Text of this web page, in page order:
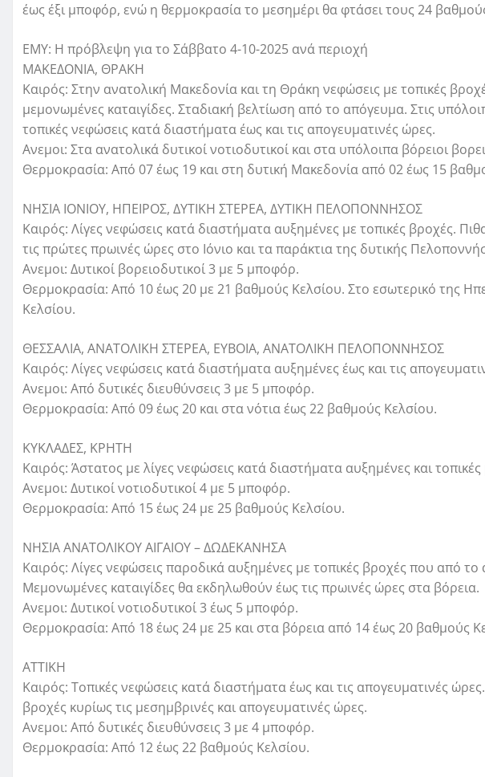
έως έξι μποφόρ, ενώ η θερμοκρασία το μεσημέρι θα φτάσει τους 24
ΕΜΥ: Η πρόβλεψη για το Σάββατο 4-10-2025 ανά περιοχή
ΜΑΚΕΔΟΝΙΑ, ΘΡΑΚΗ
Καιρός: Στην ανατολική Μακεδονία και τη Θράκη νεφώσεις με τοπικές
μεμονωμένες καταιγίδες. Σταδιακή βελτίωση από το απόγευμα. Στις
τοπικές νεφώσεις κατά διαστήματα έως και τις απογευματινές ώρες.
Ανεμοι: Στα ανατολικά δυτικοί νοτιοδυτικοί και στα υπόλοιπα βόρειοι
Θερμοκρασία: Από 07 έως 19 και στη δυτική Μακεδονία από 02 έως 15
ΝΗΣΙΑ ΙΟΝΙΟΥ, ΗΠΕΙΡΟΣ, ΔΥΤΙΚΗ ΣΤΕΡΕΑ, ΔΥΤΙΚΗ ΠΕΛΟΠΟΝΝΗΣΟΣ
Καιρός: Λίγες νεφώσεις κατά διαστήματα αυξημένες με τοπικές βροχές.
τις πρώτες πρωινές ώρες στο Ιόνιο και τα παράκτια της δυτικής
Ανεμοι: Δυτικοί βορειοδυτικοί 3 με 5 μποφόρ.
Θερμοκρασία: Από 10 έως 20 με 21 βαθμούς Κελσίου. Στο εσωτερικό της
Κελσίου.
ΘΕΣΣΑΛΙΑ, ΑΝΑΤΟΛΙΚΗ ΣΤΕΡΕΑ, ΕΥΒΟΙΑ, ΑΝΑΤΟΛΙΚΗ ΠΕΛΟΠΟΝΝΗΣΟΣ
Καιρός: Λίγες νεφώσεις κατά διαστήματα αυξημένες έως και τις
Ανεμοι: Από δυτικές διευθύνσεις 3 με 5 μποφόρ.
Θερμοκρασία: Από 09 έως 20 και στα νότια έως 22 βαθμούς Κελσίου.
ΚΥΚΛΑΔΕΣ, ΚΡΗΤΗ
Καιρός: Άστατος με λίγες νεφώσεις κατά διαστήματα αυξημένες και
Ανεμοι: Δυτικοί νοτιοδυτικοί 4 με 5 μποφόρ.
Θερμοκρασία: Από 15 έως 24 με 25 βαθμούς Κελσίου.
ΝΗΣΙΑ ΑΝΑΤΟΛΙΚΟΥ ΑΙΓΑΙΟΥ – ΔΩΔΕΚΑΝΗΣΑ
Καιρός: Λίγες νεφώσεις παροδικά αυξημένες με τοπικές βροχές που από
Μεμονωμένες καταιγίδες θα εκδηλωθούν έως τις πρωινές ώρες στα βόρεια.
Ανεμοι: Δυτικοί νοτιοδυτικοί 3 έως 5 μποφόρ.
Θερμοκρασία: Από 18 έως 24 με 25 και στα βόρεια από 14 έως 20 βαθμούς
ΑΤΤΙΚΗ
Καιρός: Τοπικές νεφώσεις κατά διαστήματα έως και τις απογευματινές
βροχές κυρίως τις μεσημβρινές και απογευματινές ώρες.
Ανεμοι: Από δυτικές διευθύνσεις 3 με 4 μποφόρ.
Θερμοκρασία: Από 12 έως 22 βαθμούς Κελσίου.